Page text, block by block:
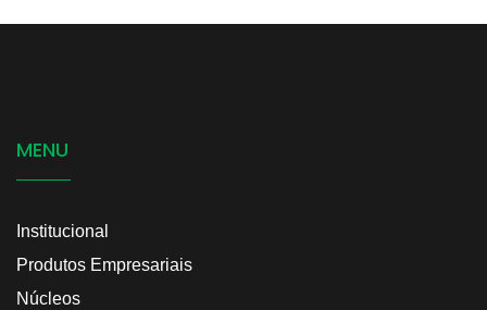
MENU
Institucional
Produtos Empresariais
Núcleos